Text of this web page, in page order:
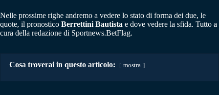
Nelle prossime righe andremo a vedere lo stato di forma dei due, le
quote, il pronostico Berrettini Bautista e dove vedere la sfida. Tutto a
cura della redazione di Sportnews.BetFlag.
Cosa troverai in questo articolo: mostra